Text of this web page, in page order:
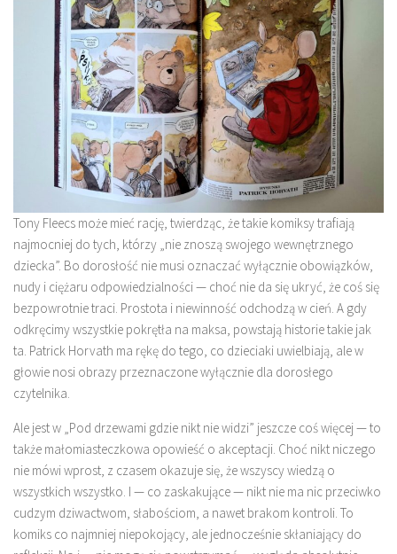
Tony Fleecs może mieć rację, twierdząc, że takie komiksy trafiają
najmocniej do tych, którzy „nie znoszą swojego wewnętrznego
dziecka”. Bo dorosłość nie musi oznaczać wyłącznie obowiązków,
nudy i ciężaru odpowiedzialności — choć nie da się ukryć, że coś się
bezpowrotnie traci. Prostota i niewinność odchodzą w cień. A gdy
odkręcimy wszystkie pokrętła na maksa, powstają historie takie jak
ta. Patrick Horvath ma rękę do tego, co dzieciaki uwielbiają, ale w
głowie nosi obrazy przeznaczone wyłącznie dla dorosłego
czytelnika.
Ale jest w „Pod drzewami gdzie nikt nie widzi” jeszcze coś więcej — to
także małomiasteczkowa opowieść o akceptacji. Choć nikt niczego
nie mówi wprost, z czasem okazuje się, że wszyscy wiedzą o
wszystkich wszystko. I — co zaskakujące — nikt nie ma nic przeciwko
cudzym dziwactwom, słabościom, a nawet brakom kontroli. To
komiks co najmniej niepokojący, ale jednocześnie skłaniający do